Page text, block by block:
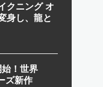
クニング オ
身し、龍と
！世界
ズ新作